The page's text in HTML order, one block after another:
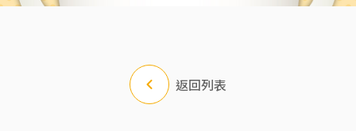
返回列表